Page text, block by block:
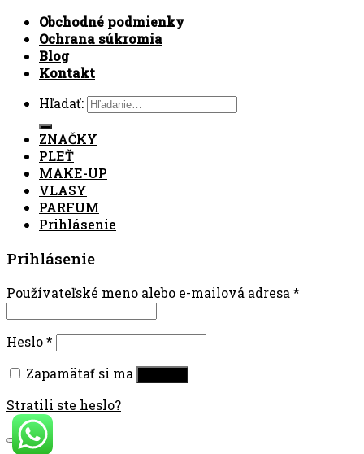
Obchodné podmienky
Ochrana súkromia
Blog
Kontakt
Hľadať:
ZNAČKY
PLEŤ
MAKE-UP
VLASY
PARFUM
Prihlásenie
Prihlásenie
Používateľské meno alebo e-mailová adresa *
Heslo*
Zapamätať si ma
Stratili ste heslo?